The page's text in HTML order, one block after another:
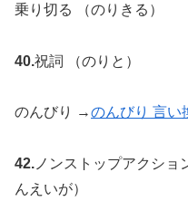
乗り切る （のりきる）
40.祝詞 （のりと）
のんびり →のんびり 言い
42. ノンストップアクショ
んえいが）